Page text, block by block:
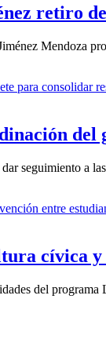
retiro
Mendoza
seguimiento a
cívica
del programa